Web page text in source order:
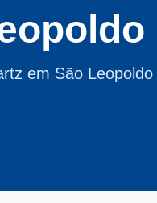
em São Leopoldo